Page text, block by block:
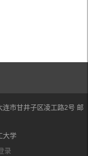
市甘井子区凌工路2号 邮
大学
录